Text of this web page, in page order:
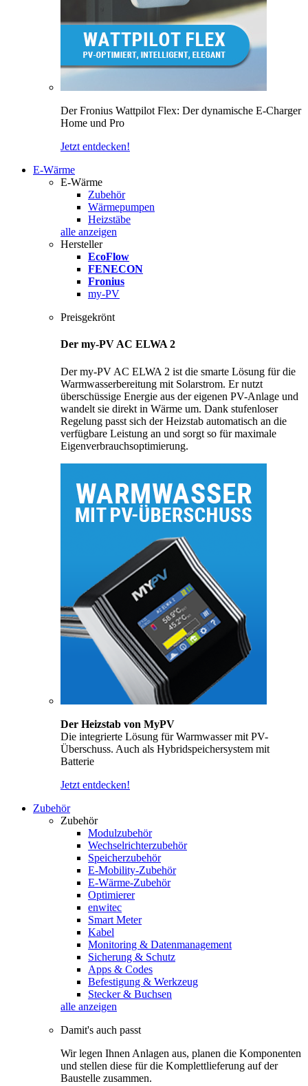
Der Fronius Wattpilot Flex: Der dynamische E-Charger
Home und Pro
Jetzt entdecken!
E-Wärme
E-Wärme
Zubehör
Wärmepumpen
Heizstäbe
alle anzeigen
Hersteller
EcoFlow
FENECON
Fronius
my-PV
Preisgekrönt
Der my-PV AC ELWA 2
Der my-PV AC ELWA 2 ist die smarte Lösung für die
Warmwasserbereitung mit Solarstrom. Er nutzt
überschüssige Energie aus der eigenen PV-Anlage und
wandelt sie direkt in Wärme um. Dank stufenloser
Regelung passt sich der Heizstab automatisch an die
verfügbare Leistung an und sorgt so für maximale
Eigenverbrauchsoptimierung.
Der Heizstab von MyPV
Die integrierte Lösung für Warmwasser mit PV-
Überschuss. Auch als Hybridspeichersystem mit
Batterie
Jetzt entdecken!
Zubehör
Zubehör
Modulzubehör
Wechselrichterzubehör
Speicherzubehör
E-Mobility-Zubehör
E-Wärme-Zubehör
Optimierer
enwitec
Smart Meter
Kabel
Monitoring & Datenmanagement
Sicherung & Schutz
Apps & Codes
Befestigung & Werkzeug
Stecker & Buchsen
alle anzeigen
Damit's auch passt
Wir legen Ihnen Anlagen aus, planen die Komponenten
und stellen diese für die Komplettlieferung auf der
Baustelle zusammen.